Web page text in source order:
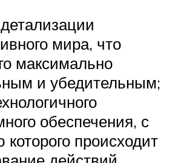
мира, что
максимально
и убедительным;
обеспечения, с
происходит